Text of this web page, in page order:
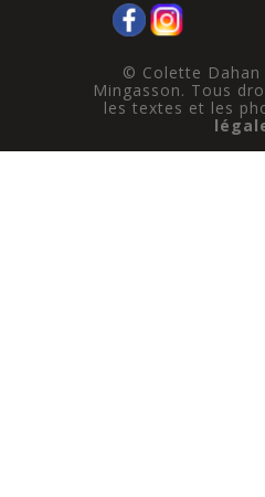
© Colette Dahan
Mingasson. Tous
les textes et les